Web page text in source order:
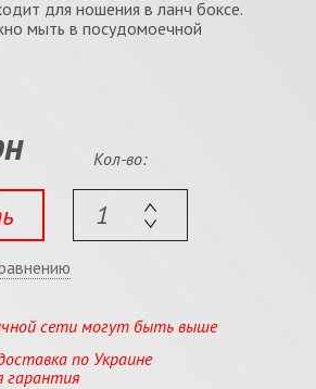
для ношения в ланч боксе.
мыть в посудомоечной
Кол-во:
сети могут быть выше
по Украине
гарантия